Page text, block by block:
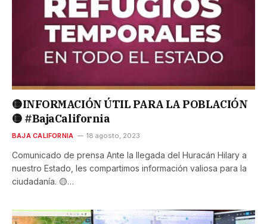
🟡INFORMACIÓN ÚTIL PARA LA POBLACIÓN
🟡 #BajaCalifornia
BAJA CALIFORNIA 18 agosto, 2023
Comunicado de prensa Ante la llegada del Huracán Hilary a
nuestro Estado, les compartimos información valiosa para la
ciudadanía. 🟡…